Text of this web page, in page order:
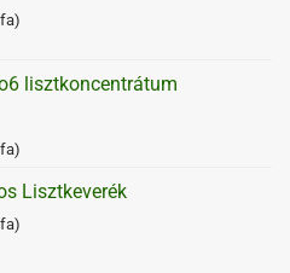
lisztkoncentrátum
Lisztkeverék